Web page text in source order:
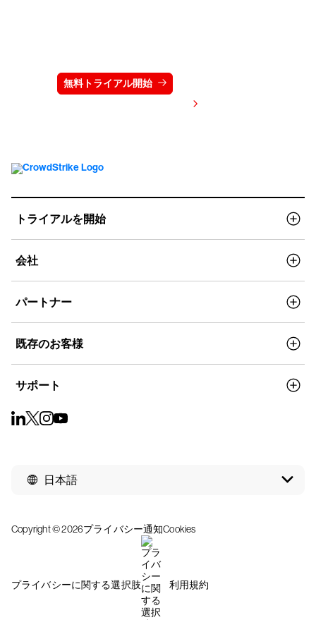
無料トライアル開始
トライアルを開始
会社
パートナー
既存のお客様
サポート
日本語
Copyright © 2026プライバシー通知Cookies
プライバシーに関する選択肢 利用規約